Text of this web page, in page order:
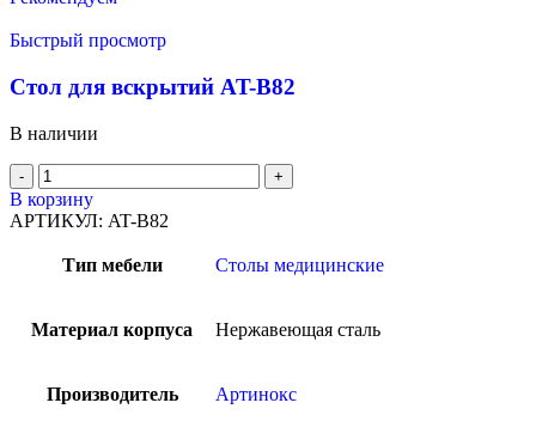
Быстрый просмотр
Стол для вскрытий AT-B82
В наличии
В корзину
АРТИКУЛ: AT-B82
Тип мебели Столы медицинские
Материал корпуса Нержавеющая сталь
Производитель Артинокс